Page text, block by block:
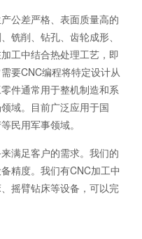
公差严格、表面质量高的
铣削、钻孔、齿轮成形、
工中结合热处理工艺，即
要CNC编程将特定设计从
件通常用于整机制造和系
域。目前广泛应用于国
民用军事领域。
满足客户的需求。我们的
精度。我们有CNC加工中
摇臂钻床等设备，可以完